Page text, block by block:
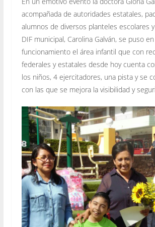
acompañada de autoridades estatales,
alumnos de diversos planteles escolares
DIF municipal, Carolina Galván, se puso en
funcionamiento el área infantil que con
federales y estatales desde hoy cuenta
los niños, 4 ejercitadores, una pista y se
con las que se mejora la visibilidad y